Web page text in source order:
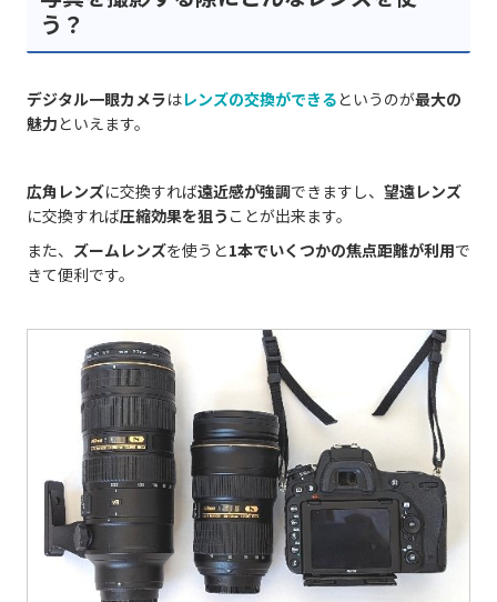
う？
デジタル一眼カメラはレンズの交換ができるというのが最大の
魅力といえます。
広角レンズに交換すれば遠近感が強調できますし、 望遠レンズ
に交換すれば圧縮効果を狙う ことが出来ます。
また、 ズームレンズを使うと1本でいくつかの焦点距離が利用で
きて便利です。